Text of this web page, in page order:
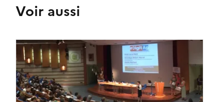
Voir aussi